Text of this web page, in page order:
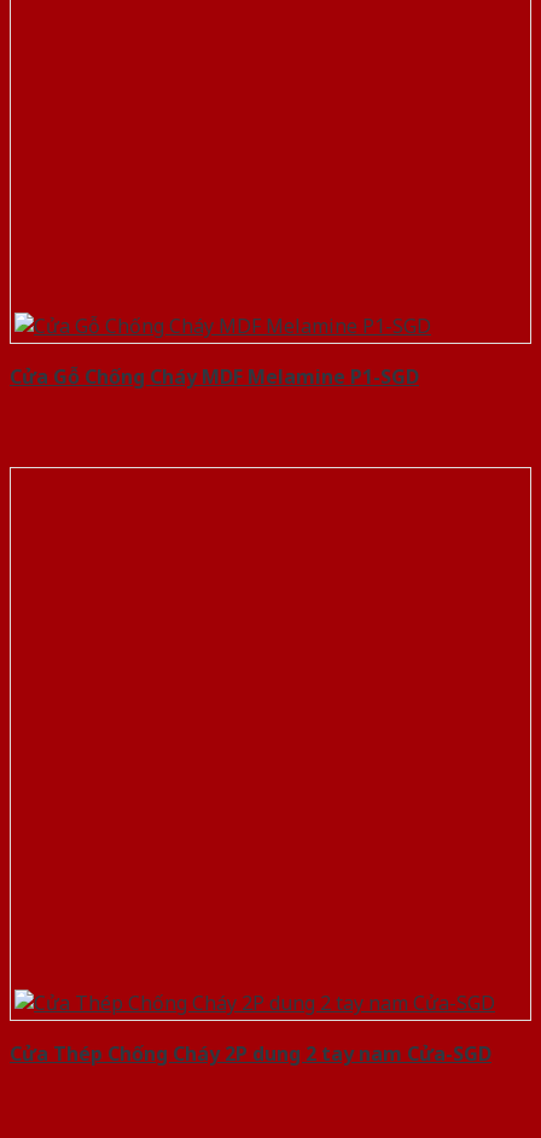
Cửa Gỗ Chống Cháy MDF Melamine P1-SGD
Cửa Thép Chống Cháy 2P dung 2 tay nam Cửa-SGD